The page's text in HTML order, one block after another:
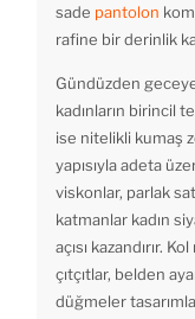
sade pantolon
rafine bir derinlik
Gündüzden
kadınların birincil
ise nitelikli kumaş
yapısıyla adeta
viskonlar, parlak
katmanlar kadın
açısı kazandırır.
çıtçıtlar, belden
düğmeler